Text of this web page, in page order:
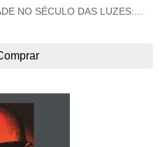
NO SÉCULO DAS LUZES:...